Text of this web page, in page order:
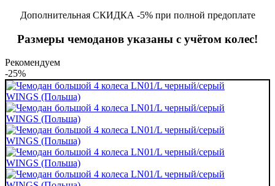
Дополнительная СКИДКА -5% при полной предоплате
Размеры чемоданов указаны с учётом колес!
Рекомендуем
-25%